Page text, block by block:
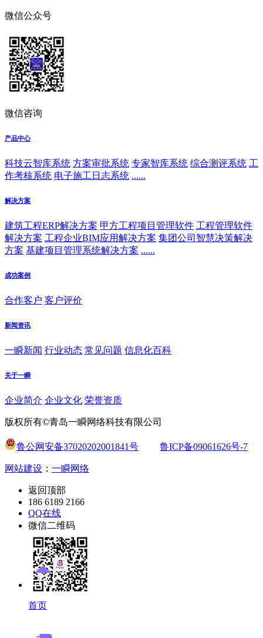
微信公众号
微信咨询
产品中心
科技云智库系统 方案审批系统 专家智库系统 综合测评系统 工
作考核系统 电子施工日志系统 ......
解决方案
建筑工程ERP解决方案 甲方工程项目管理软件 工程管理软件
解决方案 工程企业BIM应用解决方案 集团公司智慧决策解决
方案 基建项目管理系统解决方案 ......
成功案例
合作客户 客户评价
新闻资讯
一瞬新闻 行业动态 常见问题 信息化百科
关于一瞬
企业简介 企业文化 荣誉资质
版权所有©青岛一瞬网络科技有限公司
鲁公网安备37020202001841号 鲁ICP备09061626号-7
网站建设 ： 一瞬网络
返回顶部
186 6189 2166
QQ在线
微信二维码
首页